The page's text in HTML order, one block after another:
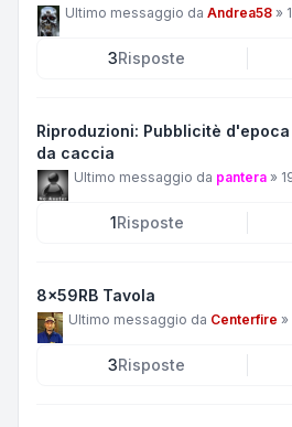
Ultimo messaggio da Andrea58 »
3Risposte
Riproduzioni: Pubblicitè
da caccia
Ultimo messaggio da pantera »
1Risposte
8x59RB Tavola
Ultimo messaggio da Centerfire »
3Risposte